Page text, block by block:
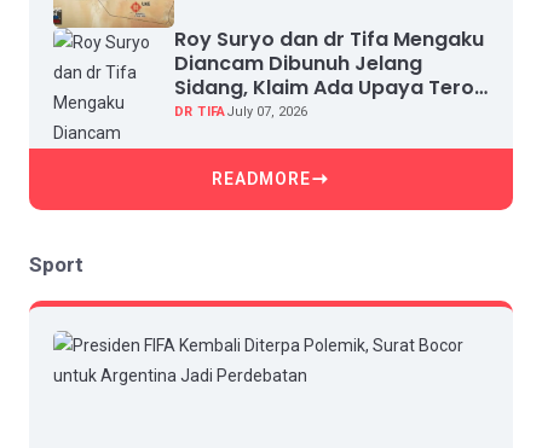
Roy Suryo dan dr Tifa Mengaku
Diancam Dibunuh Jelang
Sidang, Klaim Ada Upaya Teror
dan Intimidasi
DR TIFAJuly 07, 2026
READMORE
Sport